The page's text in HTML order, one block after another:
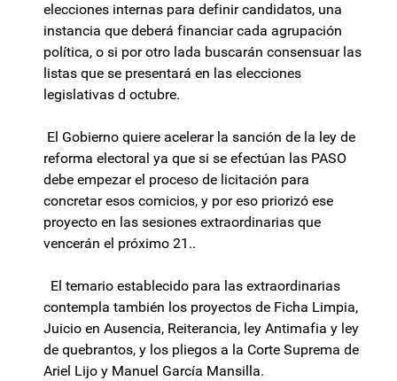
elecciones internas para definir candidatos, una
instancia que deberá financiar cada agrupación
política, o si por otro lada buscarán consensuar las
listas que se presentará en las elecciones
legislativas d octubre.
El Gobierno quiere acelerar la sanción de la ley de
reforma electoral ya que si se efectúan las PASO
debe empezar el proceso de licitación para
concretar esos comicios, y por eso priorizó ese
proyecto en las sesiones extraordinarias que
vencerán el próximo 21..
El temario establecido para las extraordinarias
contempla también los proyectos de Ficha Limpia,
Juicio en Ausencia, Reiterancia, ley Antimafia y ley
de quebrantos, y los pliegos a la Corte Suprema de
Ariel Lijo y Manuel García Mansilla.